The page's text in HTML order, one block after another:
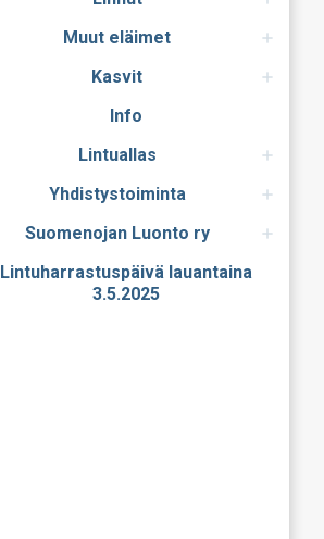
Muut eläimet
Kasvit
Info
Lintuallas
Yhdistystoiminta
Suomenojan Luonto ry
Lintuharrastuspäivä lauantaina
3.5.2025